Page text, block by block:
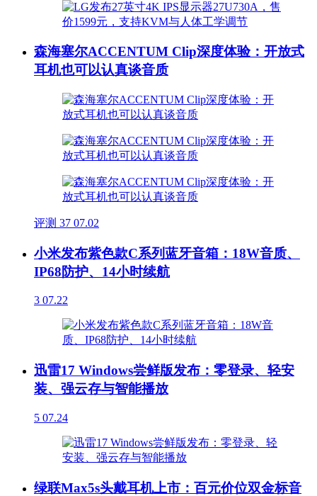
森海塞尔ACCENTUM Clip深度体验：开放式
耳机也可以认真谈音质
评测 37 07.02
小米发布紫色款C系列蓝牙音箱：18W音质、
IP68防护、14小时续航
3 07.22
迅雷17 Windows尝鲜版发布：零登录、轻安
装、强云存与智能播放
5 07.24
绿联Max5s头戴耳机上市：百元价位双金标音